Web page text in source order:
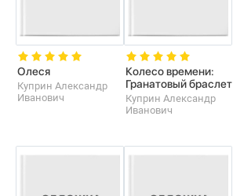
Олеся
Куприн Александр
Иванович
Колесо времени:
Гранатовый браслет
Куприн Александр
Иванович